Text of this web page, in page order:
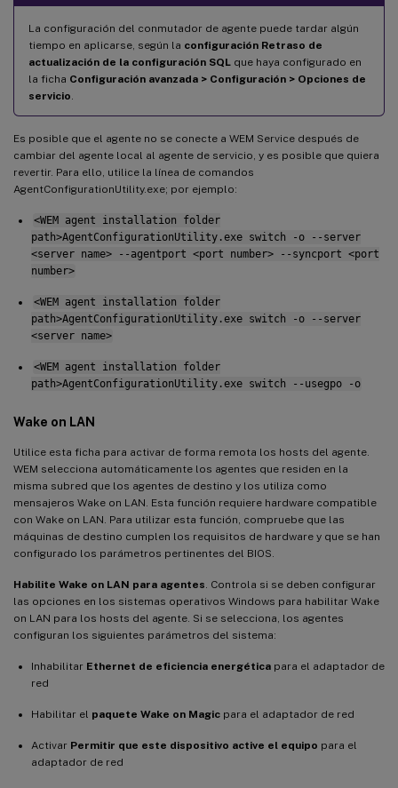
La configuración del conmutador de agente puede tardar algún
tiempo en aplicarse, según la configuración Retraso de
actualización de la configuración SQL que haya configurado en
la ficha Configuración avanzada > Configuración > Opciones de
servicio
Es posible que el agente no se conecte a WEM Service después de
cambiar del agente local al agente de servicio, y es posible que quiera
revertir. Para ello, utilice la línea de comandos
AgentConfigurationUtility.exe; por ejemplo:
<WEM agent installation folder
path>AgentConfigurationUtility.exe switch -o --server
<server name> --agentport <port number> --syncport <port
number>
<WEM agent installation folder
path>AgentConfigurationUtility.exe switch -o --server
<server name>
<WEM agent installation folder
path>AgentConfigurationUtility.exe switch --usegpo -o
Wake on LAN
Utilice esta ficha para activar de forma remota los hosts del agente.
WEM selecciona automáticamente los agentes que residen en la
misma subred que los agentes de destino y los utiliza como
mensajeros Wake on LAN. Esta función requiere hardware compatible
con Wake on LAN. Para utilizar esta función, compruebe que las
máquinas de destino cumplen los requisitos de hardware y que se han
configurado los parámetros pertinentes del BIOS.
Habilite Wake on LAN para agentes . Controla si se deben configurar
las opciones en los sistemas operativos Windows para habilitar Wake
on LAN para los hosts del agente. Si se selecciona, los agentes
configuran los siguientes parámetros del sistema:
Inhabilitar Ethernet de eficiencia energética para el adaptador de
red
Habilitar el paquete Wake on Magic para el adaptador de red
Activar Permitir que este dispositivo active el equipo para el
adaptador de red